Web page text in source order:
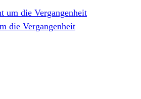
um die Vergangenheit
die Vergangenheit